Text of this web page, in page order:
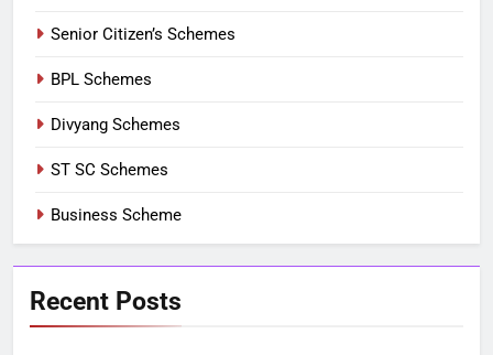
Senior Citizen’s Schemes
BPL Schemes
Divyang Schemes
ST SC Schemes
Business Scheme
Recent Posts